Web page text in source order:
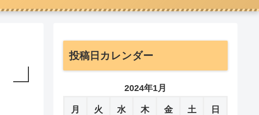
投稿日カレンダー
2024年1月
月 火 水 木 金 土 日